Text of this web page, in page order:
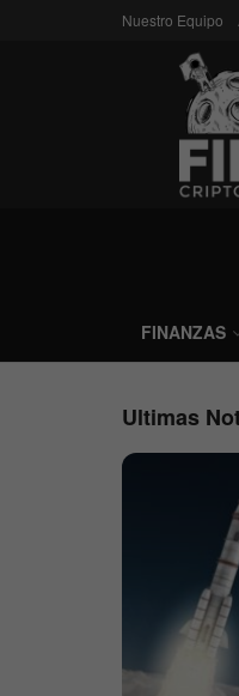
Nuestro Equipo
FINANZAS
Ultimas